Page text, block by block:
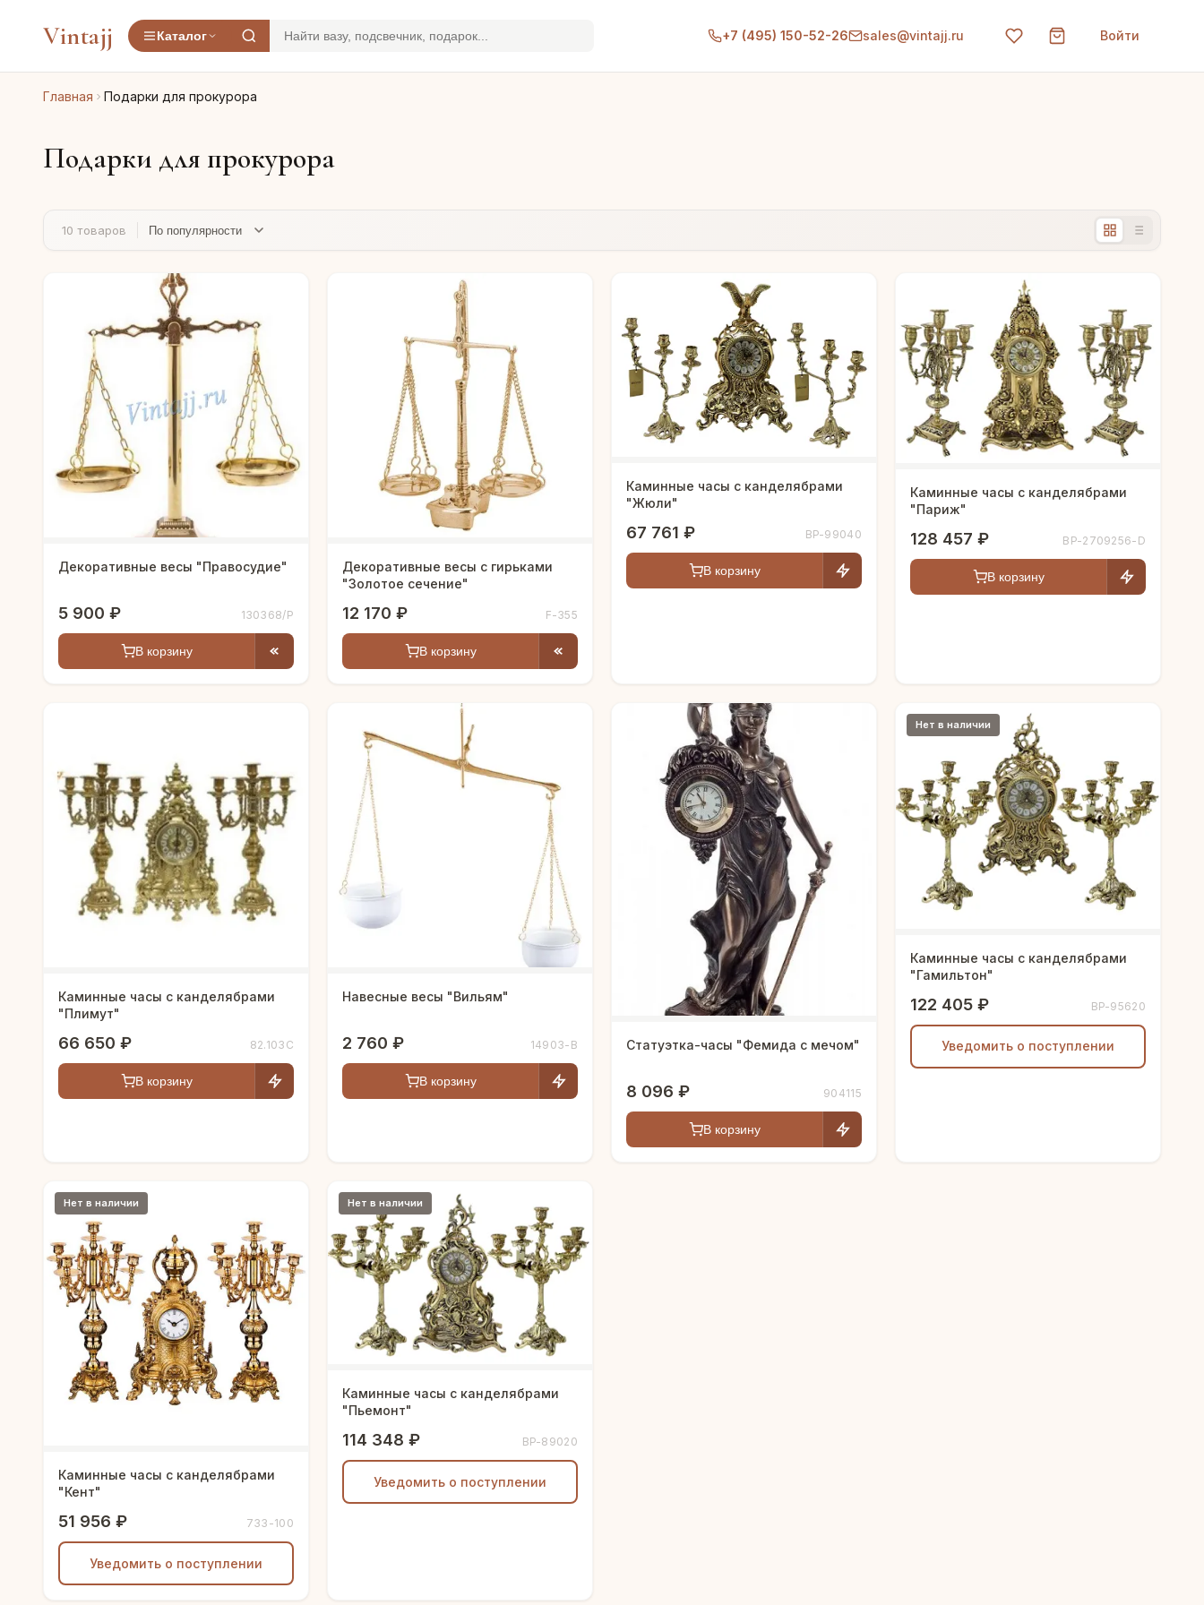
Vintajj Каталог +7 (495) 150-52-26 sales@vintajj.ru Войти
Главная Подарки для прокурора
Подарки для прокурора
10 товаров
Декоративные весы "Правосудие"
5 900 ₽ 130368/P
В корзину
Декоративные весы с гирьками
"Золотое сечение"
12 170 ₽ F-355
В корзину
Каминные часы с канделябрами
"Жюли"
67 761 ₽ BP-99040
В корзину
Каминные часы с канделябрами
"Париж"
128 457 ₽ BP-2709256-D
В корзину
Каминные часы с канделябрами
"Плимут"
66 650 ₽ 82.103С
В корзину
Навесные весы "Вильям"
2 760 ₽ 14903-В
В корзину
Статуэтка-часы "Фемида с мечом"
8 096 ₽ 904115
В корзину
Нет в наличии
Каминные часы с канделябрами
"Гамильтон"
122 405 ₽ BP-95620
Уведомить о поступлении
Нет в наличии
Каминные часы с канделябрами
"Кент"
51 956 ₽ 733-100
Уведомить о поступлении
Нет в наличии
Каминные часы с канделябрами
"Пьемонт"
114 348 ₽ BP-89020
Уведомить о поступлении